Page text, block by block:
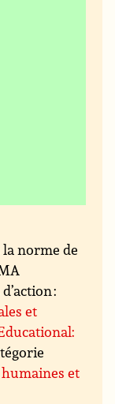
norme de
:
et
et